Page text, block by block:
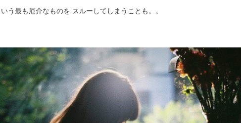
う最も厄介なものを スルーしてしまうことも。。